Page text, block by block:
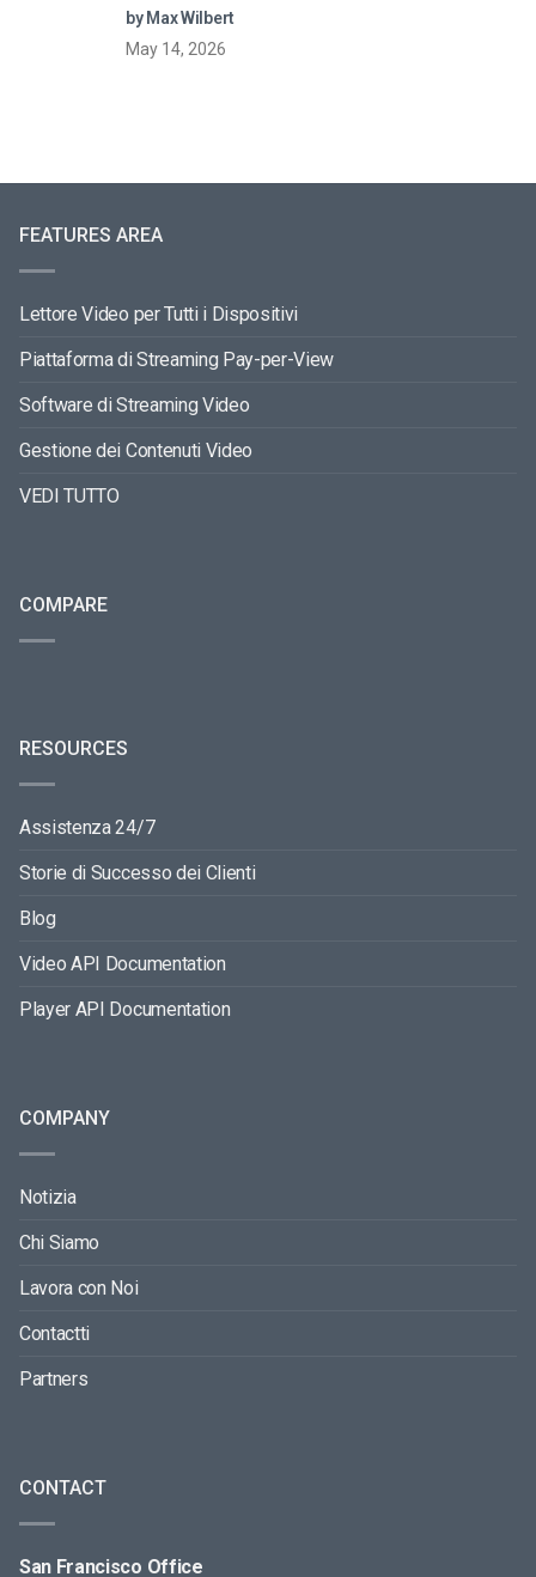
by Max Wilbert
May 14, 2026
FEATURES AREA
Lettore Video per Tutti i Dispositivi
Piattaforma di Streaming Pay-per-View
Software di Streaming Video
Gestione dei Contenuti Video
VEDI TUTTO
COMPARE
RESOURCES
Assistenza 24/7
Storie di Successo dei Clienti
Blog
Video API Documentation
Player API Documentation
COMPANY
Notizia
Chi Siamo
Lavora con Noi
Contactti
Partners
CONTACT
San Francisco Office